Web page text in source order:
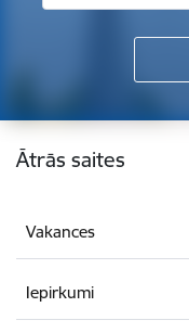
Kājene
Ātrās saites
Vakances
Iepirkumi